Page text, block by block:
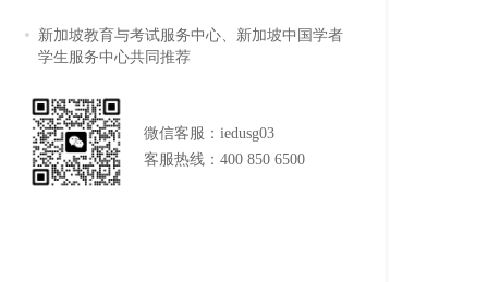
新加坡教育与考试服务中心、新加坡中国学者
学生服务中心共同推荐
微信客服：iedusg03
客服热线：400 850 6500